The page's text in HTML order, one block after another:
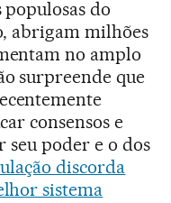
populosas do
abrigam milhões
no amplo
surpreende que
consensos e
poder e o dos
discorda
sistema